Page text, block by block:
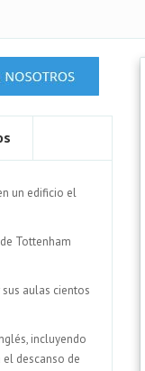
un edificio el
Tottenham
aulas cientos
incluyendo
descanso de